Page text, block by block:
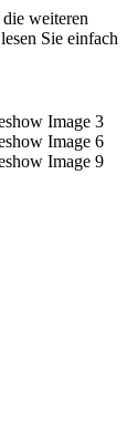
weiteren
Sie einfach